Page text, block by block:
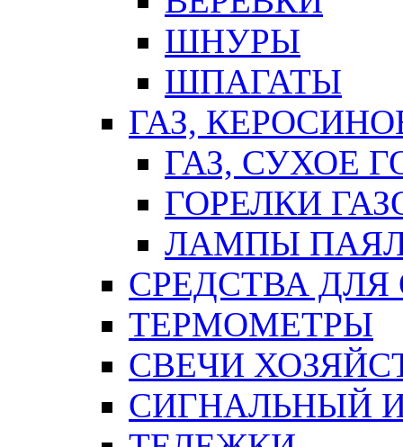
ШНУРЫ
ШПАГАТЫ
ГАЗ,
ГАЗ, СУХОЕ
ГОРЕЛКИ
ЛАМПЫ
СРЕДСТВА
ТЕРМОМЕТРЫ
СВЕЧИ
СИГНАЛЬНЫЙ